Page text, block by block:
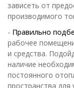
зависеть от
производимого
- Правильно
рабочее
и средства.
наличие
постоянного
пространства для